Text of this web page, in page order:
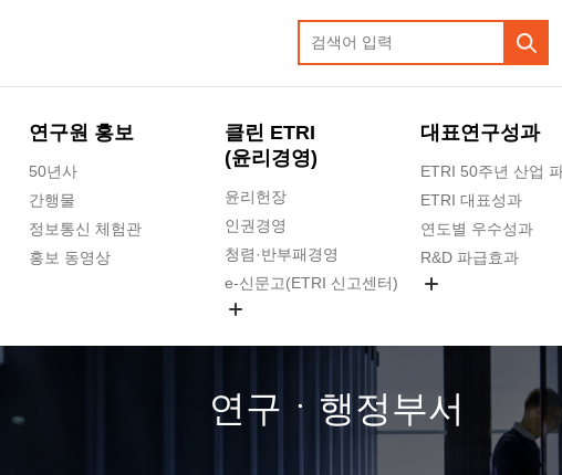
연구원 홍보
50년사
간행물
정보통신 체험관
홍보 동영상
클린 ETRI
(윤리경영)
윤리헌장
인권경영
청렴·반부패경영
e-신문고(ETRI 신고센터)
고객의소리
수의계약 현황
대표연구성과
ETRI 50주년 산업
ETRI 대표성과
연도별 우수성과
R&D 파급효과
연구ㆍ행정부서